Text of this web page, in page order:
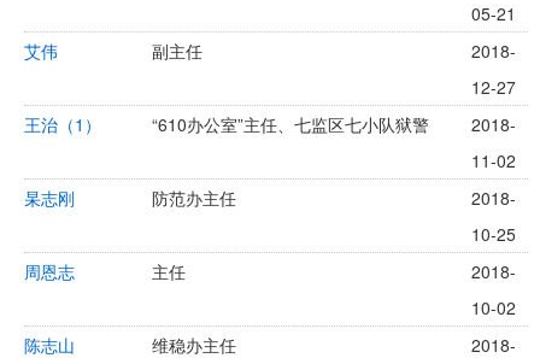
05-21
艾伟
副主任
2018-
12-27
王治（1）
“610办公室”主任、七监区七小队狱警
2018-
11-02
杲志刚
防范办主任
2018-
10-25
周恩志
主任
2018-
10-02
陈志山
维稳办主任
2018-